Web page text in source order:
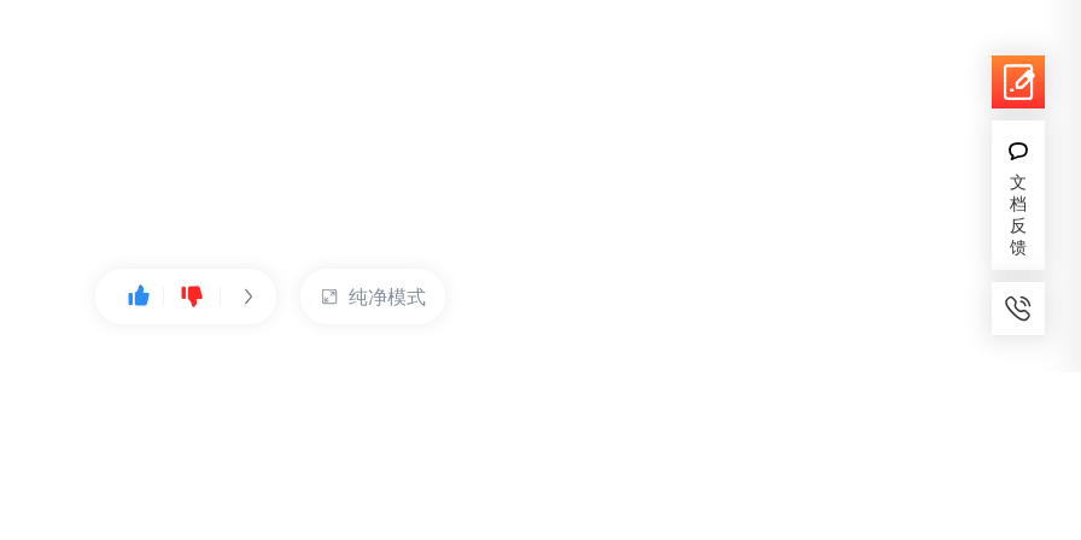
纯净模式
文
档
反
馈